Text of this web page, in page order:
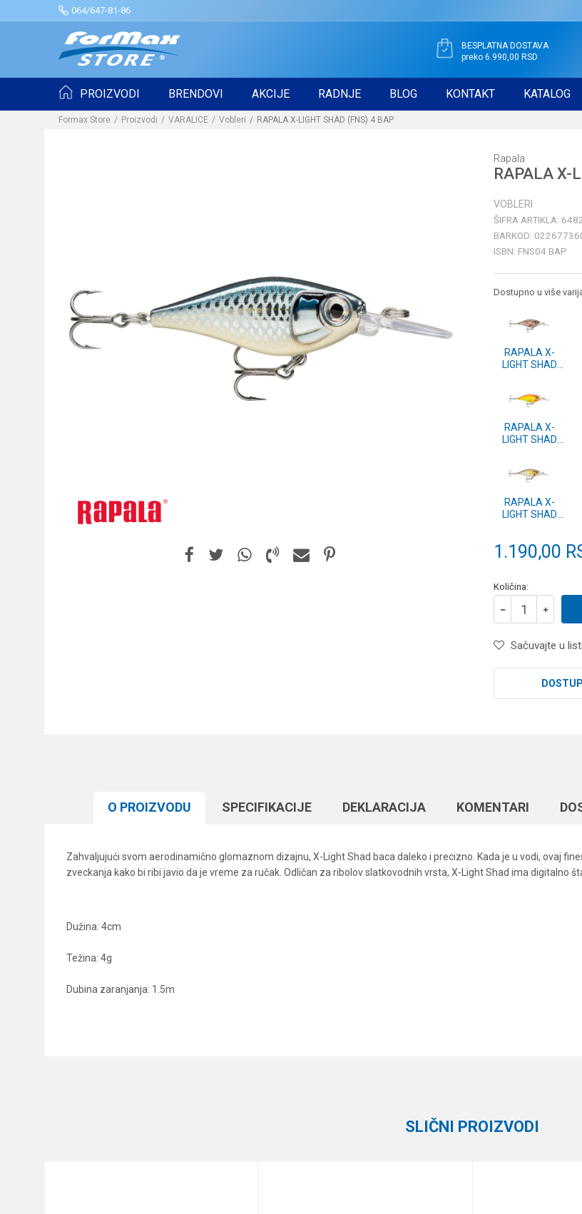
064/647-81-86
BESPLATNA DOSTAVA
preko 6.990,00 RSD
PROIZVODI BRENDOVI AKCIJE RADNJE BLOG KONTAKT KATALOG
Formax Store Proizvodi VARALICE Vobleri RAPALA X-LIGHT SHAD (FNS) 4 BAP
Rapala
RAPALA X-
VOBLERI
ŠIFRA ARTIKLA:
BARKOD:
ISBN: FNS04 BAP
Dostupno u više
RAPALA X-
LIGHT SHAD
RAPALA X-
LIGHT SHAD
RAPALA X-
LIGHT SHAD
1.190,00
Količina:
Sačuvajte u
O PROIZVODU SPECIFIKACIJЕ DEKLARACIJA KOMENTARI
Zahvaljujući svom aerodinamično glomaznom dizajnu, X-Light Shad baca daleko i precizno. Kada je u vodi, ovaj
zveckanja kako bi ribi javio da je vreme za ručak. Odličan za ribolov slatkovodnih vrsta, X-Light Shad ima digitalno
Dužina: 4cm
Težina: 4g
Dubina zaranjanja: 1.5m
SLIČNI PROIZVODI